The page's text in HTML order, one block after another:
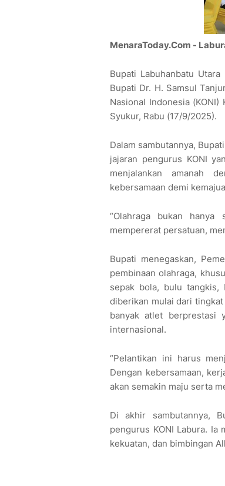
MenaraToday.Com -
Bupati Labuhanbatu
Bupati Dr. H. Samsul
Nasional Indonesia
Syukur, Rabu (17/9/2025).
Dalam sambutannya,
jajaran pengurus KONI
menjalankan amanah
kebersamaan demi
“Olahraga bukan hanya
mempererat persatuan,
Bupati menegaskan,
pembinaan olahraga,
sepak bola, bulu
diberikan mulai dari
banyak atlet berprestasi
internasional.
“Pelantikan ini harus
Dengan kebersamaan,
akan semakin maju serta
Di akhir sambutannya,
pengurus KONI Labura. Ia
kekuatan, dan bimbingan